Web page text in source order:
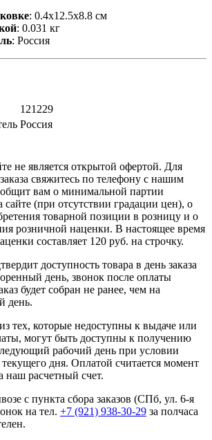
: 0.4x12.5x8.8 см
: 0.031 кг
: Россия
121229
Россия
не является открытой офертой. Для
свяжитесь по телефону с нашим
вам о минимальной партии
(при отсутствии градации цен), о
товарной позиции в розницу и о
розничной наценки. В настоящее время
составляет 120 руб. на строчку.
доступность товара в день заказа
день, звонок после оплаты
будет собран не ранее, чем на
день.
тех, которые недоступны к выдаче или
могут быть доступны к получению
рабочий день при условии
дня. Оплатой считается момент
наш расчетный счет.
с пункта сборa заказов (СПб, ул. 6-я
на тел. +7 (921) 938-30-29 за полчаса